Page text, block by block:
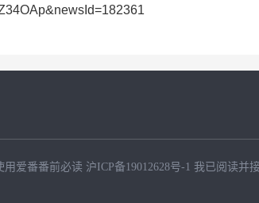
用爱番番前必读 沪ICP备19012628号-1 我已阅读并